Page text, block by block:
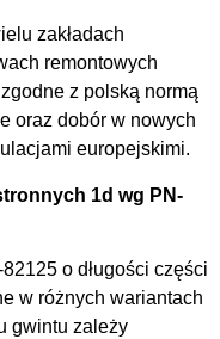
zakładach
remontowych
z polską normą
oraz dobór w nowych
europejskimi.
1d wg PN-
o długości części
w różnych wariantach
gwintu zależy